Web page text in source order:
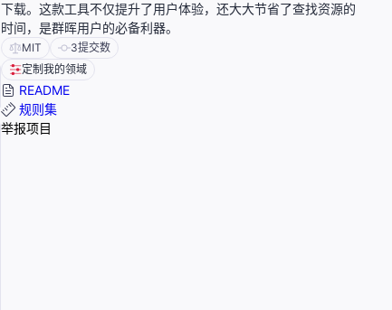
下载。这款工具不仅提升了用户体验，还大大节省了查找资源的
时间，是群晖用户的必备利器。
MIT 3提交数
定制我的领域
README
规则集
举报项目